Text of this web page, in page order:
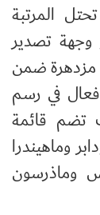
المرتبة
وجهة تصدير
شركة هندية مزدهرة ضمن
في رسم
تضم قائمة
وماهيندرا
وماذرسون